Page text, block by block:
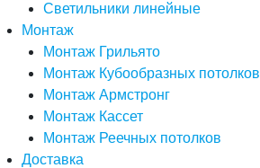
Светильники линейные
Монтаж
Монтаж Грильято
Монтаж Кубообразных потолков
Монтаж Армстронг
Монтаж Кассет
Монтаж Реечных потолков
Доставка